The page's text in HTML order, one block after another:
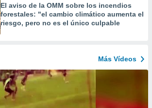
El aviso de la OMM sobre los incendios
forestales: "el cambio climático aumenta el
riesgo, pero no es el único culpable
Más Vídeos